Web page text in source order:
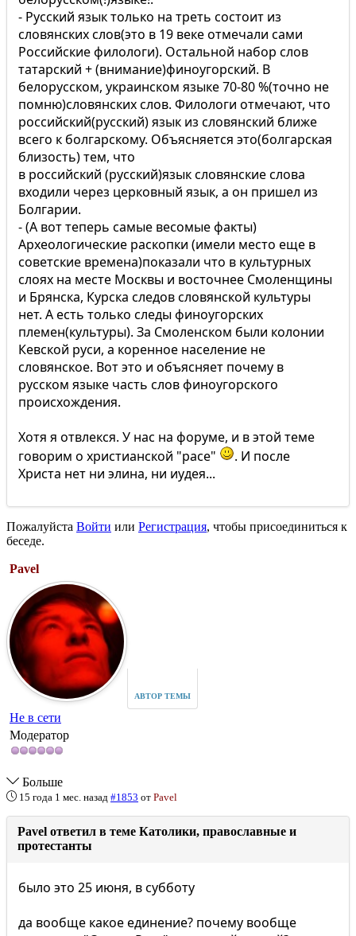
- Русский язык только на треть состоит из
словянских слов(это в 19 веке отмечали сами
Российские филологи). Остальной набор слов
татарский + (внимание)финоугорский. В
белорусском, украинском языке 70-80 %(точно не
помню)словянских слов. Филологи отмечают, что
российский(русский) язык из словянский ближе
всего к болгарскому. Объясняется это(болгарская
близость) тем, что
в российский (русский)язык словянские слова
входили через церковный язык, а он пришел из
Болгарии.
- (А вот теперь самые весомые факты)
Археологические раскопки (имели место еще в
советские времена)показали что в культурных
слоях на месте Москвы и восточнее Смоленщины
и Брянска, Курска следов словянской культуры
нет. А есть только следы финоугорских
племен(культуры). За Смоленском были колонии
Кевской руси, а коренное население не
словянское. Вот это и объясняет почему в
русском языке часть слов финоугорского
происхождения.
Хотя я отвлекся. У нас на форуме, и в этой теме
говорим о христианской "расе"
. И после
Христа нет ни элина, ни иудея...
Пожалуйста Войти или Регистрация, чтобы присоединиться к
беседе.
Pavel
АВТОР ТЕМЫ
Не в сети
Модератор
Больше
15 года 1 мес. назад #1853 от Pavel
Pavel ответил в теме Католики, православные и
протестанты
было это 25 июня, в субботу
да вообще какое единение? почему вообще